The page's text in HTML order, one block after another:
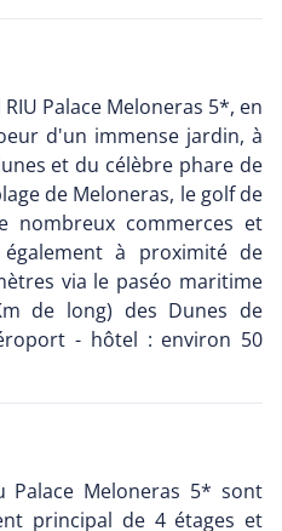
Palace Meloneras 5*, en
d'un immense jardin, à
et du célèbre phare de
de Meloneras, le golf de
nombreux commerces et
à proximité de
via le paséo maritime
de long) des Dunes de
- hôtel : environ 50
Palace Meloneras 5* sont
principal de 4 étages et